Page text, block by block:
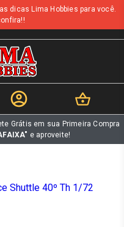
dicas Lima Hobbies para você.
Grátis em sua Primeira Compra
e aproveite!